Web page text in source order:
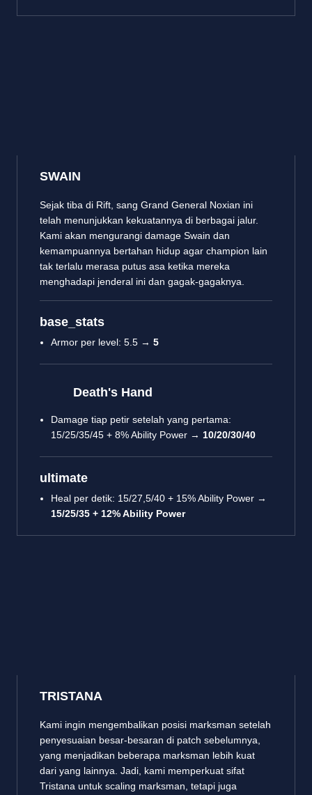
SWAIN
Sejak tiba di Rift, sang Grand General Noxian ini
telah menunjukkan kekuatannya di berbagai jalur.
Kami akan mengurangi damage Swain dan
kemampuannya bertahan hidup agar champion lain
tak terlalu merasa putus asa ketika mereka
menghadapi jenderal ini dan gagak-gagaknya.
base_stats
Armor per level: 5.5 → 5
Death's Hand
Damage tiap petir setelah yang pertama:
15/25/35/45 + 8% Ability Power → 10/20/30/40
ultimate
Heal per detik: 15/27,5/40 + 15% Ability Power →
15/25/35 + 12% Ability Power
TRISTANA
Kami ingin mengembalikan posisi marksman setelah
penyesuaian besar-besaran di patch sebelumnya,
yang menjadikan beberapa marksman lebih kuat
dari yang lainnya. Jadi, kami memperkuat sifat
Tristana untuk scaling marksman, tetapi juga